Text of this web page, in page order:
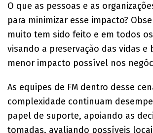
O que as pessoas e as
para minimizar esse impacto?
muito tem sido feito e em todos
visando a preservação das vidas e
menor impacto possível nos
As equipes de FM dentro desse
complexidade continuam
papel de suporte, apoiando as
tomadas, avaliando possíveis